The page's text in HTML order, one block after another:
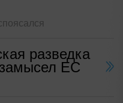
разведка
ЕС